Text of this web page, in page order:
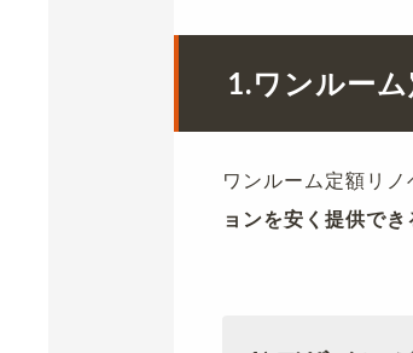
1.ワンルー
ワンルーム定額リ
ョンを安く提供でき